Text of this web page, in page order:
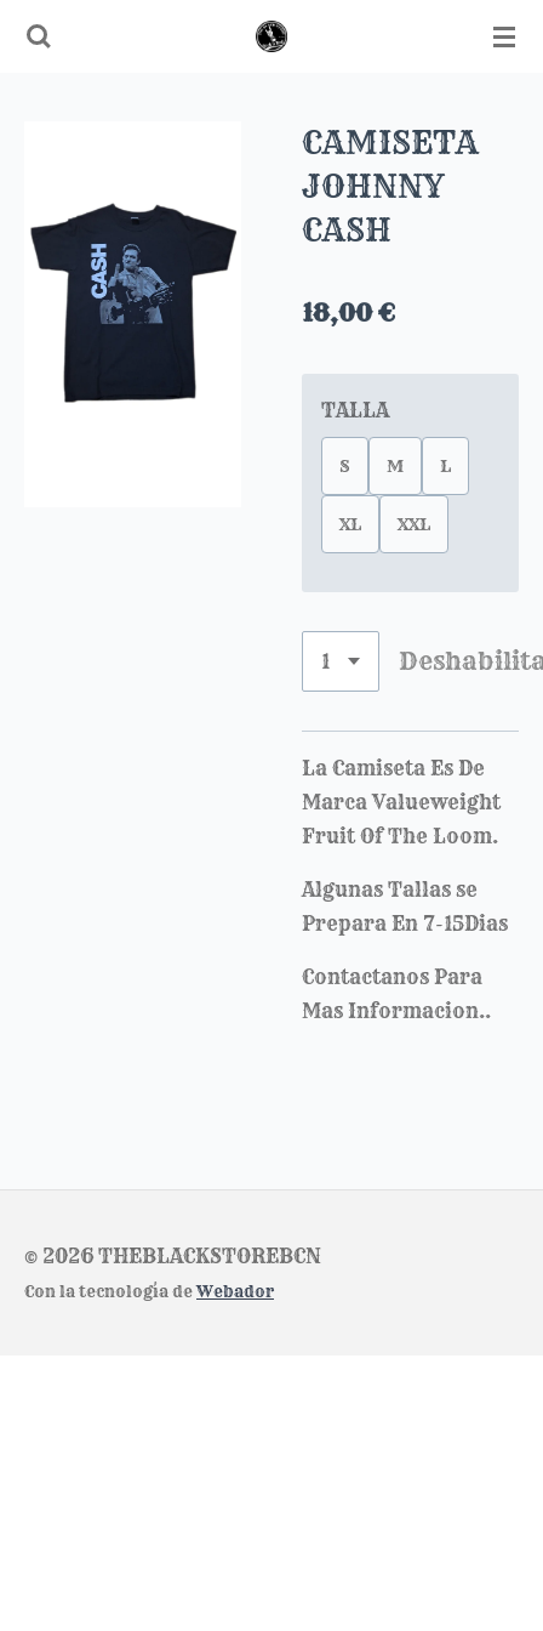
CAMISETA
JOHNNY
CASH
18,00 €
TALLA
S M L
XL XXL
La Camiseta Es De
Marca Valueweight
Fruit Of The Loom.
Algunas Tallas se
Prepara En 7-15Dias
Contactanos Para
Mas Informacion..
© 2026 THEBLACKSTOREBCN
Con la tecnología deWebador